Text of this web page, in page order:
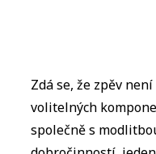
Zdá se, že zpěv
volitelných
společně s